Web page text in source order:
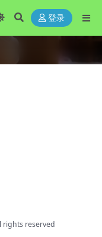
登录
rights reserved